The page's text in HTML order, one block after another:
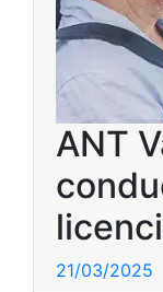
ANT
21/03/2025